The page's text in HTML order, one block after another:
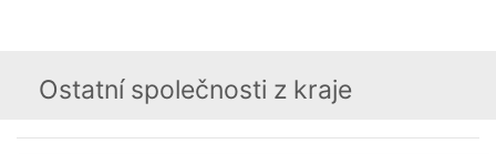
Ostatní společnosti z kraje